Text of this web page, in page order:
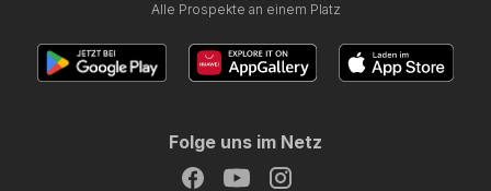
Alle Prospekte an einem Platz
Folge uns im Netz